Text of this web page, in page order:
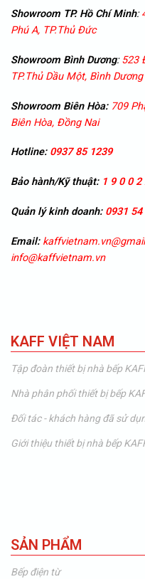
Showroom TP. Hồ Chí Minh:
Phú A, TP.Thủ Đức
Showroom Bình Dương:523
TP.Thủ Dầu Một, Bình Dương
Showroom Biên Hòa: 709
Biên Hòa, Đồng Nai
Hotline:0937 85 1239
Bảo hành/Kỹ thuật: 1 9 0 0 2
Quản lý kinh doanh:0931 54
Email:
info@kaffvietnam.vn
KAFF VIỆT NAM
Tập đoàn thiết bị nhà bếp
Nhà phân phối thiết bị bếp
Đối tác - khách hàng đã sử
Giới thiệu thiết bị nhà bếp
SẢN PHẨM
Bếp điện từ